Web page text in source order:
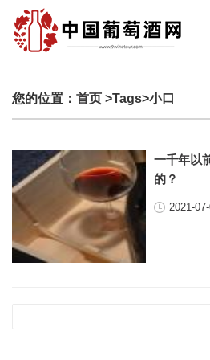
您的位置： 首页 >Tags>小口
一千年以
的？
2021-